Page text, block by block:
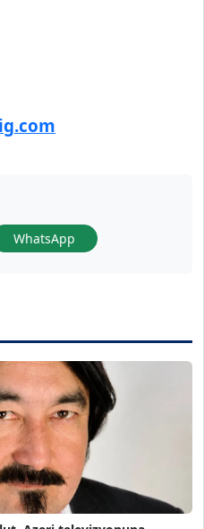
WhatsApp